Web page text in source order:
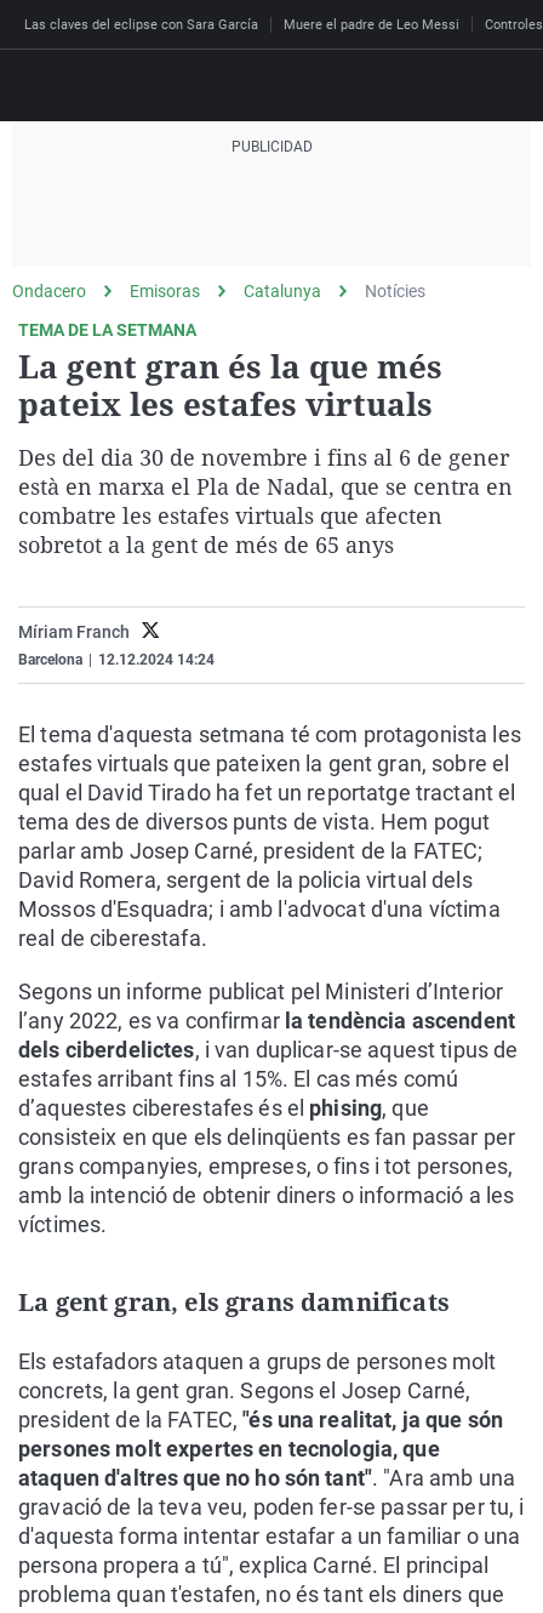
Las claves del eclipse con Sara García Muere el padre de Leo Messi
Julia en la onda
La brújula
Radioestadio noche
El colegio invisible
La rosa de los vientos
Gente viajera
Expedientes del más
El viaje del Guernica
Prohibido morirse
Esto no ha pasado
Caso
Retornados
Operación Viuda
Baleares
Cantabria
Comunidad de Madrid
Comunitat Valenciana
Extremadura
Galicia
Navarra
País Vasco
Economía
Deportes
Motor
El tiempo
Más noticias
Cultura
Gastronomía
Medio ambiente
Virales
Televisión
Ondacero Emisoras Catalunya
Notícies
TEMA DE LA SETMANA
La gent gran és la que més
pateix les estafes virtuals
Des del dia 30 de novembre i fins al 6 de gener
està en marxa el Pla de Nadal, que se centra en
combatre les estafes virtuals que afecten
sobretot a la gent de més de 65 anys
Míriam Franch
Barcelona 12.12.2024 14:24
El tema d'aquesta setmana té com protagonista les
estafes virtuals que pateixen la gent gran, sobre el
qual el David Tirado ha fet un reportatge tractant el
tema des de diversos punts de vista. Hem pogut
parlar amb Josep Carné, president de la FATEC;
David Romera, sergent de la policia virtual dels
Mossos d'Esquadra; i amb l'advocat d'una víctima
real de ciberestafa.
Segons un informe publicat pel Ministeri d’Interior
l’any 2022, es va confirmarla tendència ascendent
dels ciberdelictes, i van duplicar-se aquest tipus de
estafes arribant fins al 15%. El cas més comú
d’aquestes ciberestafes és el phising, que
consisteix en que els delinqüents es fan passar per
grans companyies, empreses, o fins i tot persones,
amb la intenció de obtenir diners o informació a les
víctimes.
La gent gran, els grans damnificats
Els estafadors ataquen a grups de persones molt
concrets, la gent gran. Segons el Josep Carné,
president de la FATEC, "és una realitat, ja que són
persones molt expertes en tecnologia, que
ataquen d'altres que no ho són tant". "Ara amb una
gravació de la teva veu, poden fer-se passar per tu, i
d'aquesta forma intentar estafar a un familiar o una
persona propera a tú", explica Carné. El principal
problema quan t'estafen, no és tant els diners que